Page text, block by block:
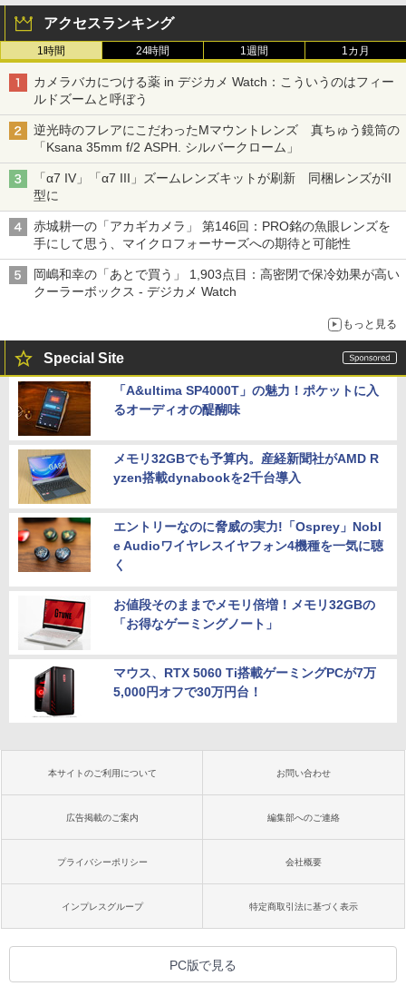
アクセスランキング
1時間 24時間 1週間 1カ月
カメラバカにつける薬 in デジカメ Watch：こういうのはフィー
ルドズームと呼ぼう
逆光時のフレアにこだわったMマウントレンズ 真ちゅう鏡筒の
「Ksana 35mm f/2 ASPH. シルバークローム」
「α7 IV」「α7 III」ズームレンズキットが刷新 同梱レンズがII
型に
赤城耕一の「アカギカメラ」 第146回：PRO銘の魚眼レンズを
手にして思う、マイクロフォーサーズへの期待と可能性
岡嶋和幸の「あとで買う」 1,903点目：高密閉で保冷効果が高い
クーラーボックス - デジカメ Watch
もっと見る
Special Site
「A&ultima SP4000T」の魅力！ポケットに入
るオーディオの醍醐味
メモリ32GBでも予算内。産経新聞社がAMD R
yzen搭載dynabookを2千台導入
エントリーなのに脅威の実力!「Osprey」Nobl
e Audioワイヤレスイヤフォン4機種を一気に聴
く
お値段そのままでメモリ倍増！メモリ32GBの
「お得なゲーミングノート」
マウス、RTX 5060 Ti搭載ゲーミングPCが7万
5,000円オフで30万円台！
本サイトのご利用について お問い合わせ
広告掲載のご案内 編集部へのご連絡
プライバシーポリシー 会社概要
インプレスグループ 特定商取引法に基づく表示
PC版で見る